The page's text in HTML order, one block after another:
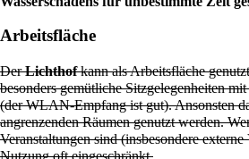
Arbeitsfläche
DerLichthofkann als Arbeitsfläche
besonders gemütliche Sitzgelegenheiten
(der WLAN-Empfang ist gut). Ansonsten
angrenzenden Räumen genutzt werden.
Veranstaltungen sind (insbesondere